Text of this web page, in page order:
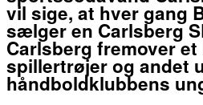
vil sige, at hver gang
sælger en Carlsberg
Carlsberg fremover
spillertrøjer og andet
håndboldklubbens